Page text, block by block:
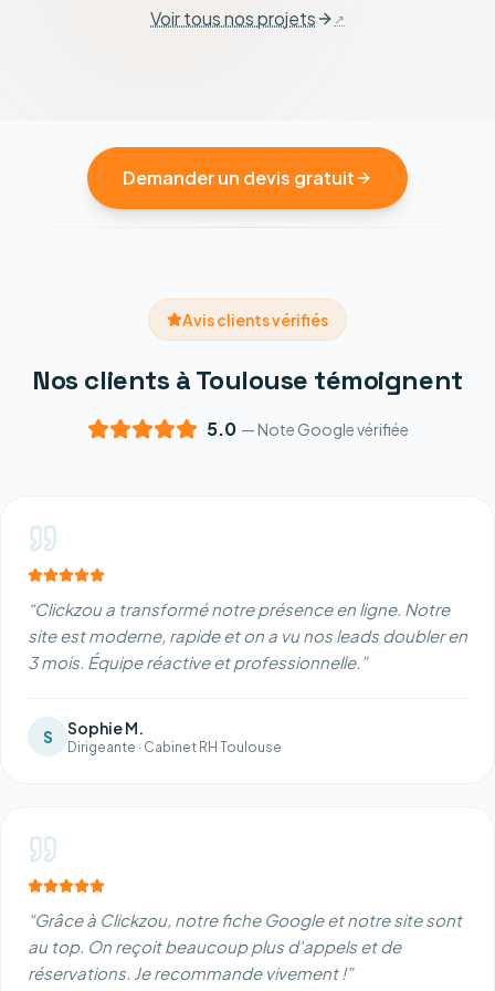
Voir tous nos projets
Demander un devis gratuit
Avis clients vérifiés
Nos clients à Toulouse témoignent
5.0 — Note Google vérifiée
“Clickzou a transformé notre présence en ligne. Notre
site est moderne, rapide et on a vu nos leads doubler en
3 mois. Équipe réactive et professionnelle. ”
S Sophie M.
Dirigeante · Cabinet RH Toulouse
“Grâce à Clickzou, notre fiche Google et notre site sont
au top. On reçoit beaucoup plus d'appels et de
réservations. Je recommande vivement !”